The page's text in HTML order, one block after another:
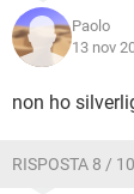
Paolo
13 nov
non ho
RISPOSTA 8 / 10